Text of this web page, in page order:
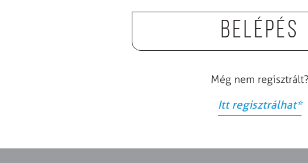
Belépés
Még nem regisztrált?
Itt regisztrálhat*